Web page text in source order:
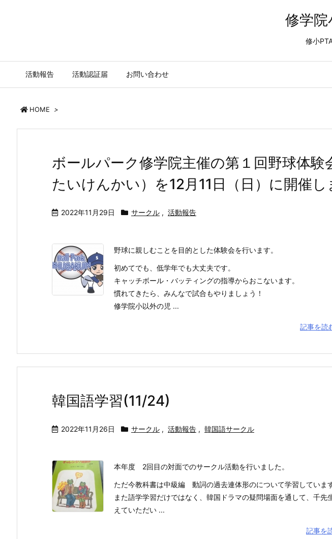
修学院
修小
活動報告 活動認証届 お問い合わせ
HOME >
ボールパーク修学院主催の第１回野球体験
たいけんかい）を12月11日（日）に開催し
2022年11月29日 サークル , 活動報告
野球に親しむことを目的とした体験会を行います。
初めてでも、低学年でも大丈夫です。
キャッチボール・バッティングの指導からおこないます。
慣れてきたら、みんなで試合もやりましょう！
修学院小以外の児 ...
記事を読
韓国語学習(11/24)
2022年11月26日 サークル , 活動報告 , 韓国語サークル
本年度 2回目の対面でのサークル活動を行いました。
ただ今教科書は中級編 動詞の過去連体形のについて学習しています
また語学学習だけではなく、韓国ドラマの疑問場面を通して、千先
えていただい ...
記事を